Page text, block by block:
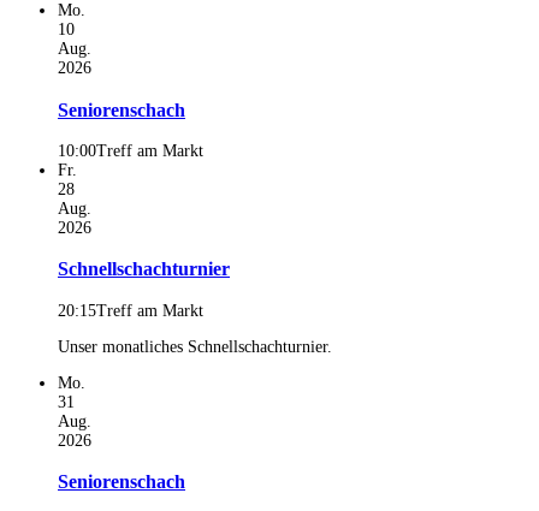
Mo.
10
Aug.
2026
Seniorenschach
10:00Treff am Markt
Fr.
28
Aug.
2026
Schnellschachturnier
20:15Treff am Markt
Unser monatliches Schnellschachturnier.
Mo.
31
Aug.
2026
Seniorenschach